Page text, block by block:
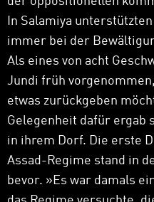
In Salamiya
immer bei der
Als eines von acht
Jundi früh
etwas zurückgeben
Gelegenheit dafür ergab
in ihrem Dorf. Die erste
Assad-Regime stand in
bevor. » Es war damals